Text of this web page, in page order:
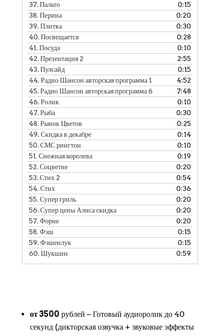
37.Пальто
0:15
38.Перина
0:20
39.Плитка
0:30
40.Посвещается
0:28
41.Посуда
0:10
42.Презентация 2
2:55
43.Пулсайд
0:15
44.Радио Шансон авторская программа 1
4:52
45.Радио Шансон авторская программа 6
7:48
46.Ролик
0:10
47.Рыба
0:30
48.Рынок Цветов
0:25
49.Скидка в декабре
0:14
50.СМС рингтон
0:10
51.Снежная королева
0:19
52.Соцветие
0:20
53.Стих 2
0:54
54.Стих
0:36
55.Супер гриль
0:20
56.Супер цены Алиса скидка
0:20
57.Форне
0:20
58.Фэш
0:15
59.Фэшенлук
0:15
60.Шукшин 0:59
от 3500 рублей − Готовый аудиоролик до 40
секунд (дикторская озвучка + звуковые эффекты